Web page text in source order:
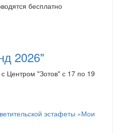
бесплатно
2026"
Центром "Зотов" с 17 по 19